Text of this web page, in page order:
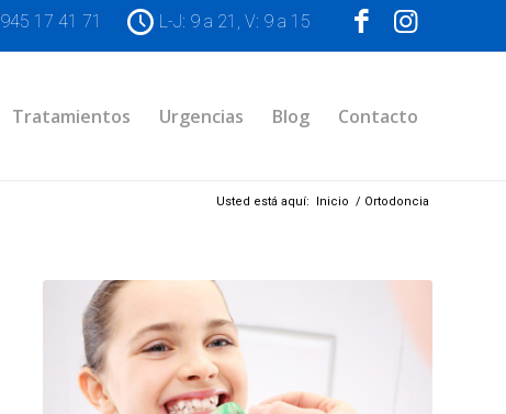
945 17 41 71 L-J: 9 a 21, V: 9 a 15
Tratamientos Urgencias Blog Contacto
Usted está aquí: Inicio / Ortodoncia